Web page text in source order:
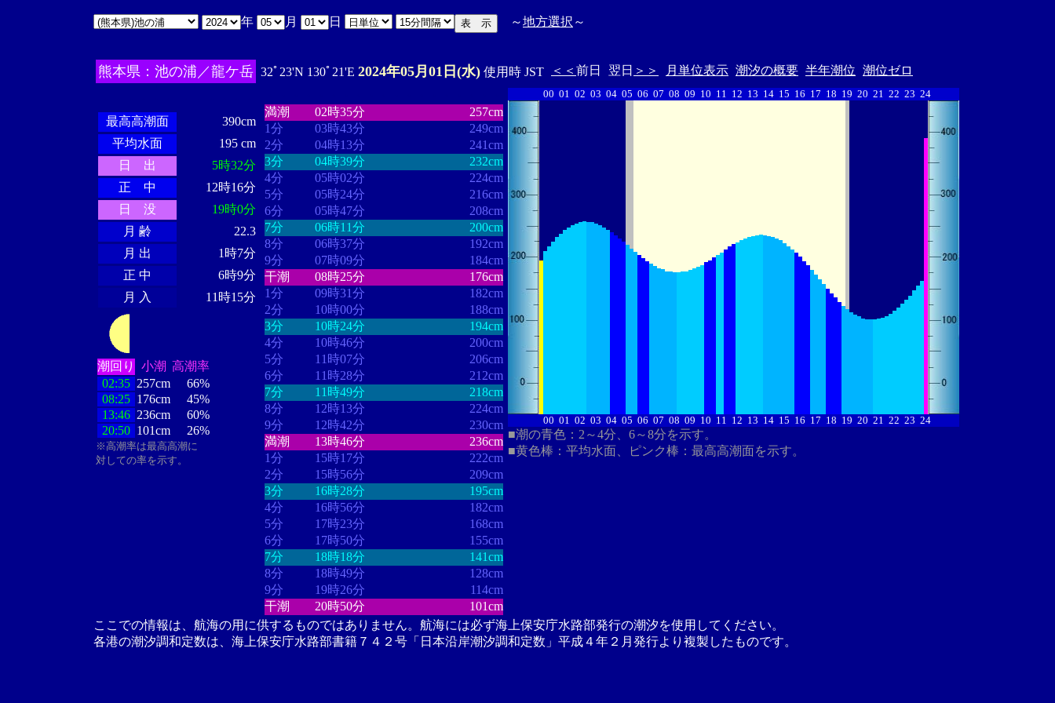
年 月 日 ～地方選択 ～
熊本県：池の浦／龍ケ岳 32ﾟ23'N 130ﾟ21'E 2024年05月01日(水) 使用時 JST ＜＜ 前日 翌日 ＞＞ 月単位表示 潮汐の概要 半年潮位 潮位ゼロ
最高高潮面
390cm
平均水面
195 cm
日 出
5時32分
正 中
12時16分
日 没
19時0分
月 齢
22.3
月 出
1時7分
正 中
6時9分
月 入
11時15分
潮回り 小潮 高潮率
02:35 257cm
66%
08:25 176cm
45%
13:46 236cm
60%
20:50 101cm 26%
※高潮率は最高高潮に
対しての率を示す。
満潮
02時35分
257cm
1分
03時43分
249cm
2分
04時13分
241cm
3分
04時39分
232cm
4分
05時02分
224cm
5分
05時24分
216cm
6分
05時47分
208cm
7分
06時11分
200cm
8分
06時37分
192cm
9分
07時09分
184cm
干潮
08時25分
176cm
1分
09時31分
182cm
2分
10時00分
188cm
3分
10時24分
194cm
4分
10時46分
200cm
5分
11時07分
206cm
6分
11時28分
212cm
7分
11時49分
218cm
8分
12時13分
224cm
9分
12時42分
230cm
満潮
13時46分
236cm
1分
15時17分
222cm
2分
15時56分
209cm
3分
16時28分
195cm
4分
16時56分
182cm
5分
17時23分
168cm
6分
17時50分
155cm
7分
18時18分
141cm
8分
18時49分
128cm
9分
19時26分
114cm
干潮
20時50分 101cm
00 01 02 03 04 05 06 07 08 09 10 11 12 13 14 15 16 17 18 19 20 21 22 23 24
00 01 02 03 04 05 06 07 08 09 10 11 12 13 14 15 16 17 18 19 20 21 22 23 24
■潮の青色：2～4分、6～8分を示す。
■黄色棒：平均水面、ピンク棒：最高高潮面を示す。
ここでの情報は、航海の用に供するものではありません。航海には必ず海上保安庁水路部発行の潮汐を使用してください。
各港の潮汐調和定数は、海上保安庁水路部書籍７４２号「日本沿岸潮汐調和定数」平成４年２月発行より複製したものです。